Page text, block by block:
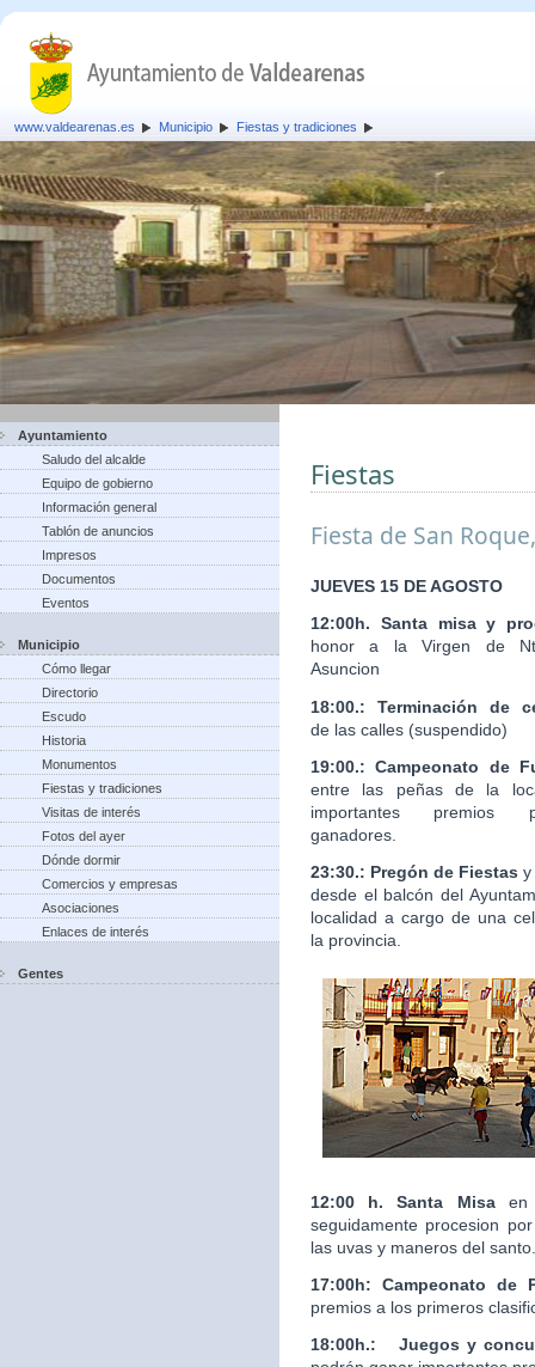
www.valdearenas.es Municipio Fiestas y tradiciones
Ayuntamiento
Saludo del alcalde
Equipo de gobierno
Información general
Tablón de anuncios
Impresos
Documentos
Eventos
Municipio
Cómo llegar
Directorio
Escudo
Historia
Monumentos
Fiestas y tradiciones
Visitas de interés
Fotos del ayer
Dónde dormir
Comercios y empresas
Asociaciones
Enlaces de interés
Gentes
Fiestas
Fiesta de San
JUEVES 15 DE AGOSTO
12:00h. Santa misa y
honor a la Virgen de
Asuncion
18:00.: Terminación de
de las calles (suspendido)
19:00.: Campeonato de
entre las peñas de la
importantes premios
ganadores.
23:30.: Pregón de Fiestas y
desde el balcón del
localidad a cargo de una
la provincia.
12:00 h. Santa Misaen
seguidamente procesion
las uvas y maneros del santo.
17:00h: Campeonato de
premios a los primeros
18:00h.:
Juegos y